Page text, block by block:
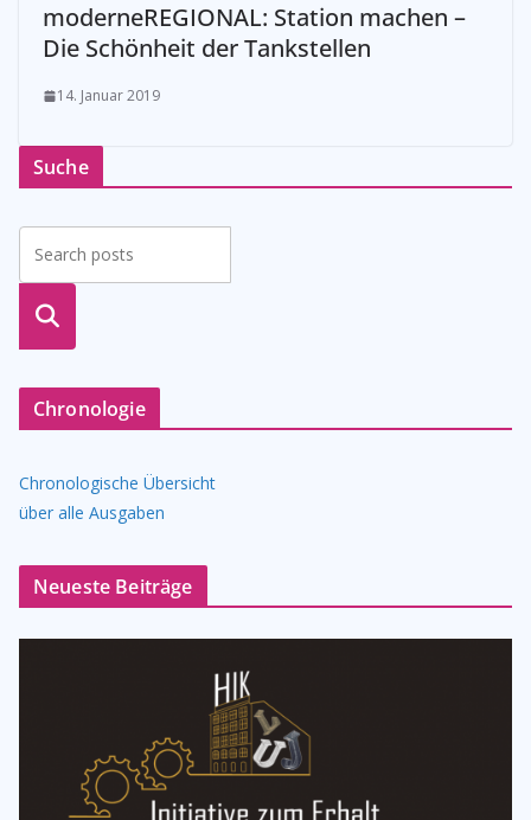
moderneREGIONAL: Station machen –
Die Schönheit der Tankstellen
14. Januar 2019
Suche
suche
Chronologie
Chronologische Übersicht
über alle Ausgaben
Neueste Beiträge